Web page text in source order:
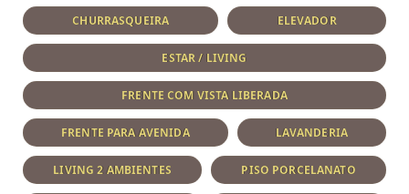
CHURRASQUEIRA ELEVADOR
ESTAR / LIVING
FRENTE COM VISTA LIBERADA
FRENTE PARA AVENIDA LAVANDERIA
LIVING 2 AMBIENTES PISO PORCELANATO